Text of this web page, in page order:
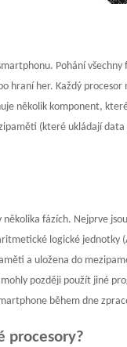
Pohání
hraní her. Každý
několik komponent,
(které ukládají
několika fázích. Nejprve
logické jednotky
a uložena do
později použít jiné
během dne
procesory?